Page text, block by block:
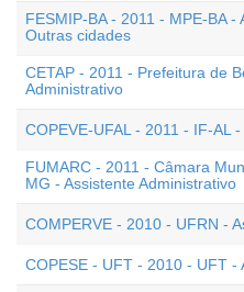
FESMIP-BA - 2011 - MPE-BA
Outras cidades
CETAP - 2011 - Prefeitura de
Administrativo
COPEVE-UFAL - 2011 - IF-AL
FUMARC - 2011 - Câmara
MG - Assistente Administrativo
COMPERVE - 2010 - UFRN -
COPESE - UFT - 2010 - UFT -